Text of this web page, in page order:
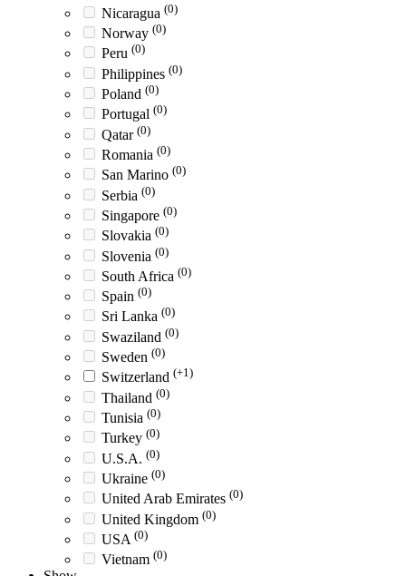
Nicaragua (0)
Norway (0)
Peru (0)
Philippines (0)
Poland (0)
Portugal (0)
Qatar (0)
Romania (0)
San Marino (0)
Serbia (0)
Singapore (0)
Slovakia (0)
Slovenia (0)
South Africa (0)
Spain (0)
Sri Lanka (0)
Swaziland (0)
Sweden (0)
Switzerland (+1)
Thailand (0)
Tunisia (0)
Turkey (0)
U.S.A. (0)
Ukraine (0)
United Arab Emirates (0)
United Kingdom (0)
USA (0)
Vietnam (0)